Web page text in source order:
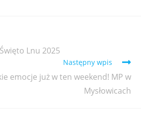
Lnu 2025
Następny wpis
emocje już w ten weekend! MP w
Mysłowicach